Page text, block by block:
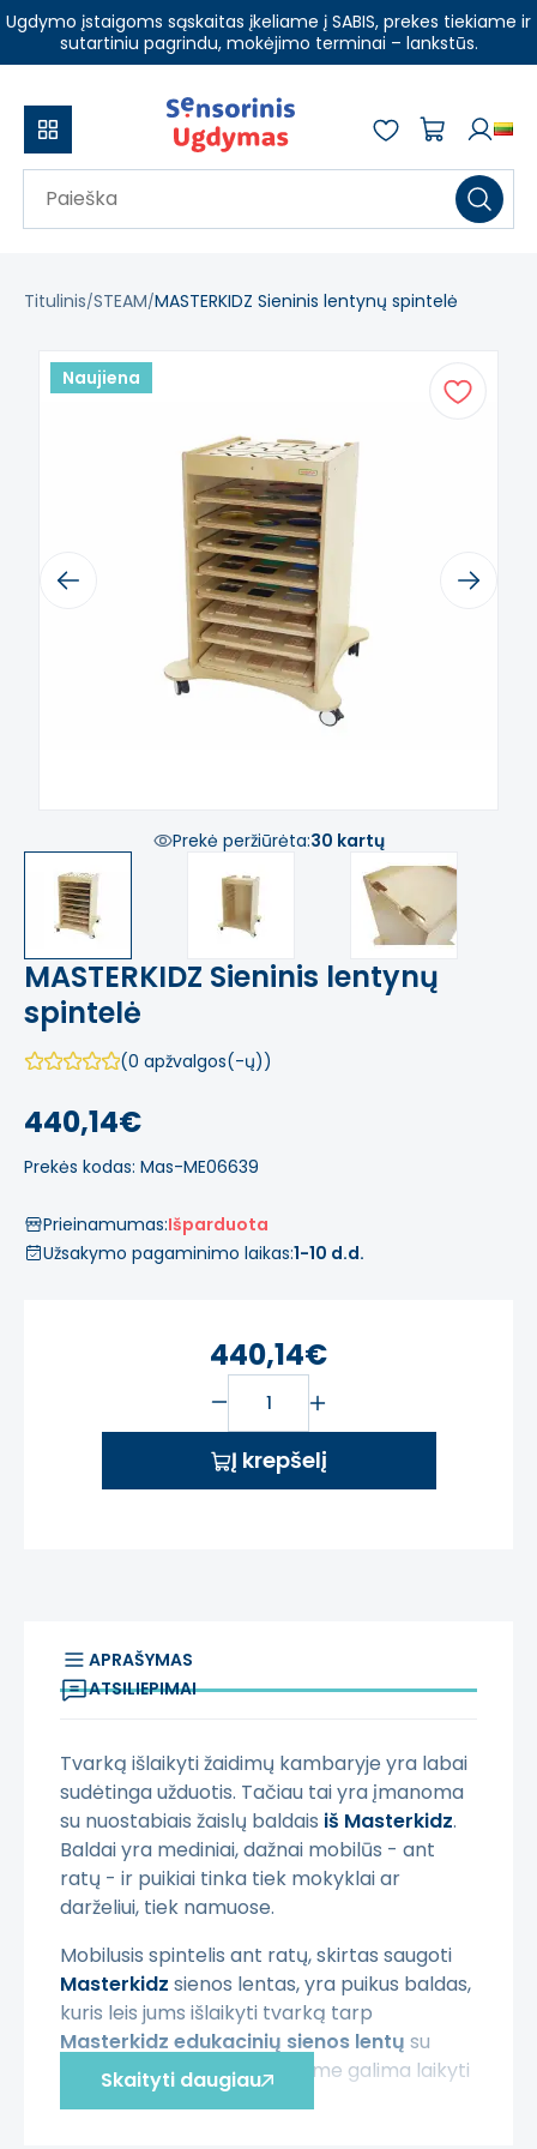
Ugdymo įstaigoms sąskaitas įkeliame į SABIS, prekes tiekiame ir
sutartiniu pagrindu, mokėjimo terminai – lankstūs.
Titulinis STEAM MASTERKIDZ Sieninis lentynų spintelė
Naujiena
Previous Next
Prekė peržiūrėta:30 kartų
MASTERKIDZ Sieninis lentynų
spintelė
(0 apžvalgos(-ų))
440,14€
Prekės kodas: Mas-ME06639
Prieinamumas:Išparduota
Užsakymo pagaminimo laikas:1-10 d.d.
440,14€
Į krepšelį
APRAŠYMAS
ATSILIEPIMAI
Tvarką išlaikyti žaidimų kambaryje yra labai
sudėtinga užduotis. Tačiau tai yra įmanoma
su nuostabiais žaislų baldais iš Masterkidz.
Baldai yra mediniai, dažnai mobilūs - ant
ratų - ir puikiai tinka tiek mokyklai ar
darželiui, tiek namuose.
Mobilusis spintelis ant ratų, skirtas saugoti
Masterkidz sienos lentas, yra puikus baldas,
kuris leis jums išlaikyti tvarką tarp
Masterkidz edukacinių sienos lentų su
matmenimis46x46cm - jame galima laikyti
Skaityti daugiau